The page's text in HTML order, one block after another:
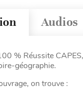
Audios
% Réussite
géographie.
on trouve :